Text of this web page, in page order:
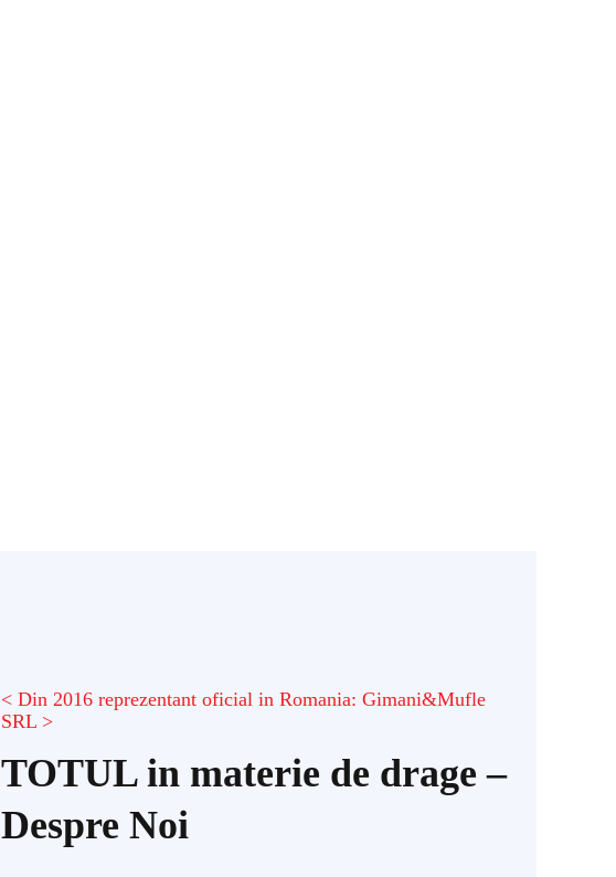
< Din 2016 reprezentant oficial in Romania: Gimani&Mufle
SRL >
TOTUL in materie de drage –
Despre Noi